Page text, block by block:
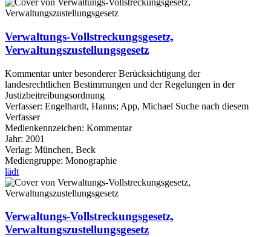
Verwaltungs-Vollstreckungsgesetz,
Verwaltungszustellungsgesetz
Kommentar unter besonderer Berücksichtigung der
landesrechtlichen Bestimmungen und der Regelungen in der
Justizbeitreibungsordnung
Verfasser: Engelhardt, Hanns; App, Michael Suche nach diesem
Verfasser
Medienkennzeichen: Kommentar
Jahr: 2001
Verlag: München, Beck
Mediengruppe: Monographie
lädt
Verwaltungs-Vollstreckungsgesetz,
Verwaltungszustellungsgesetz